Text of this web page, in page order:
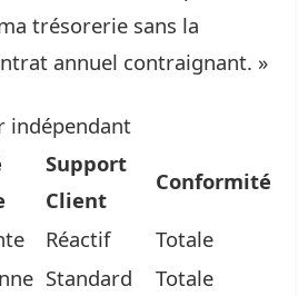
trésorerie sans la
annuel contraignant. »
indépendant
Support
Client
Conformité
Réactif
Totale
Standard
Totale